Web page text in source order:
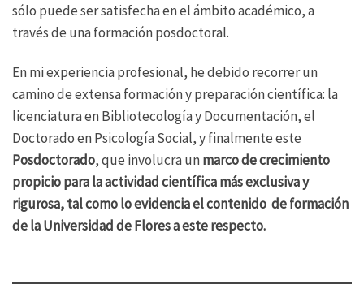
sólo puede ser satisfecha en el ámbito académico, a
través de una formación posdoctoral.
En mi experiencia profesional, he debido recorrer un
camino de extensa formación y preparación científica: la
licenciatura en Bibliotecología y Documentación, el
Doctorado en Psicología Social, y finalmente este
Posdoctorado, que involucra unmarco de crecimiento
propicio para la actividad científica más exclusiva y
rigurosa, tal como lo evidencia el contenido de formación
de la Universidad de Flores a este respecto.